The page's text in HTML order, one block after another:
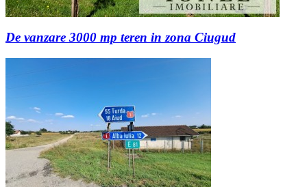
De vanzare 3000 mp teren in zona Ciugud